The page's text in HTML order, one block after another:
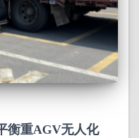
衡重AGV无人化